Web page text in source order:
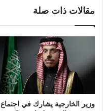
مقالات ذات صلة
وزير الخارجية يشارك في اجتماع